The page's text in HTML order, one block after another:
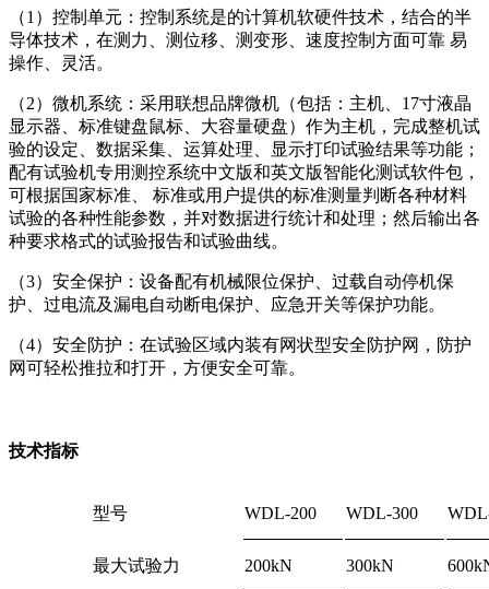
（1）控制单元：控制系统是的计算机软硬件技术，结合的半
导体技术，在测力、测位移、测变形、速度控制方面可靠 易
操作、灵活。
（2）微机系统：采用联想品牌微机（包括：主机、17寸液晶
显示器、标准键盘鼠标、大容量硬盘）作为主机，完成整机试
验的设定、数据采集、运算处理、显示打印试验结果等功能；
配有试验机专用测控系统中文版和英文版智能化测试软件包，
可根据国家标准、 标准或用户提供的标准测量判断各种材料
试验的各种性能参数，并对数据进行统计和处理；然后输出各
种要求格式的试验报告和试验曲线。
（3）安全保护：设备配有机械限位保护、过载自动停机保
护、过电流及漏电自动断电保护、应急开关等保护功能。
（4）安全防护：在试验区域内装有网状型安全防护网，防护
网可轻松推拉和打开，方便安全可靠。
技术指标
型号 WDL-200 WDL-300
最大试验力 200kN 300kN